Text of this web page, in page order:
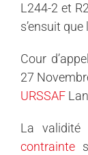
L244-2 et
s’ensuit que
Cour
27
URSSAF
La validité
contrainte